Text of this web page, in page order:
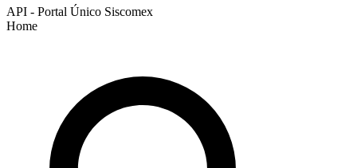
API - Portal Único Siscomex
Home